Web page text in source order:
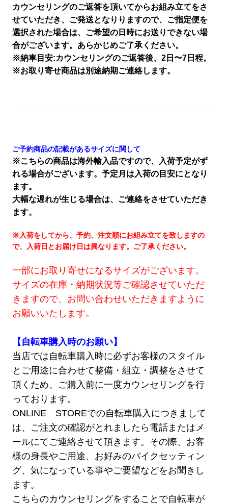
カウンセリングのご返答を頂いてからお組み立てをさ
せていただき、ご発送となりりますので、ご指定便を
選択された場合は、ご希望の日時にお送りできない場
合がございます。あらかじめご了承ください。
※納車目安:カウンセリングのご返答後、2日〜7日程。
※お取り寄せ商品は別途納期ご連絡します。
ご予約商品の記載があるサイズに関して
※こちらの商品は海外輸入品ですので、入荷予定がず
れる場合がございます。予定月は入荷の目安にとなり
ます。
大幅な遅れが生じる場合は、ご連絡をさせていただき
ます。
※入荷をしてから、予約、注文順にお組み立てを致しますの
で、入荷日とお届け日は異なります。ご了承ください。
一部にお取り寄せになるサイズがございます。
サイズの在庫・納期状況等ご確認させていただ
きますので、お問い合わせいただきますように
お願いいたします。
【自転車購入時のお願い】
当店では自転車購入時に必ずお客様のスタイル
とご用途に合わせて整備・組立・調整をさせて
頂くため、ご購入前に一度カウンセリングを行
っております。
ONLINE STOREでの自転車購入につきまして
は、ご注文の確認がとれましたら電話またはメ
ールにてご連絡させて頂きます。その際、お客
様の身長やご用途、お好みのバイクセッティン
グ、気になっている事やご要望などをお聞きし
ます。
こちらのカウンセリングをすることで自転車が